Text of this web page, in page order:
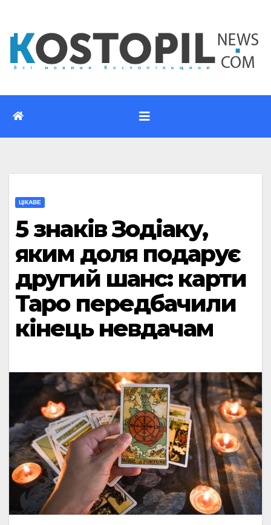
вмісту
ЦІКАВЕ
5 знаків Зодіаку,
яким доля подарує
другий шанс: карти
Таро передбачили
кінець невдачам